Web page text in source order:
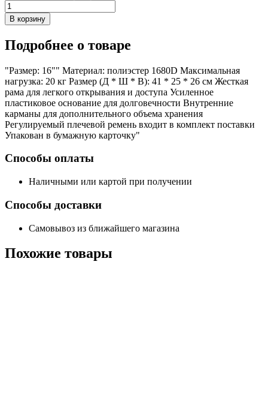
В корзину
Подробнее о товаре
"Размер: 16"" Материал: полиэстер 1680D Максимальная
нагрузка: 20 кг Размер (Д * Ш * В): 41 * 25 * 26 см Жесткая
рама для легкого открывания и доступа Усиленное
пластиковое основание для долговечности Внутренние
карманы для дополнительного объема хранения
Регулируемый плечевой ремень входит в комплект поставки
Упакован в бумажную карточку"
Способы оплаты
Наличными или картой при получении
Способы доставки
Самовывоз из ближайшего магазина
Похожие товары